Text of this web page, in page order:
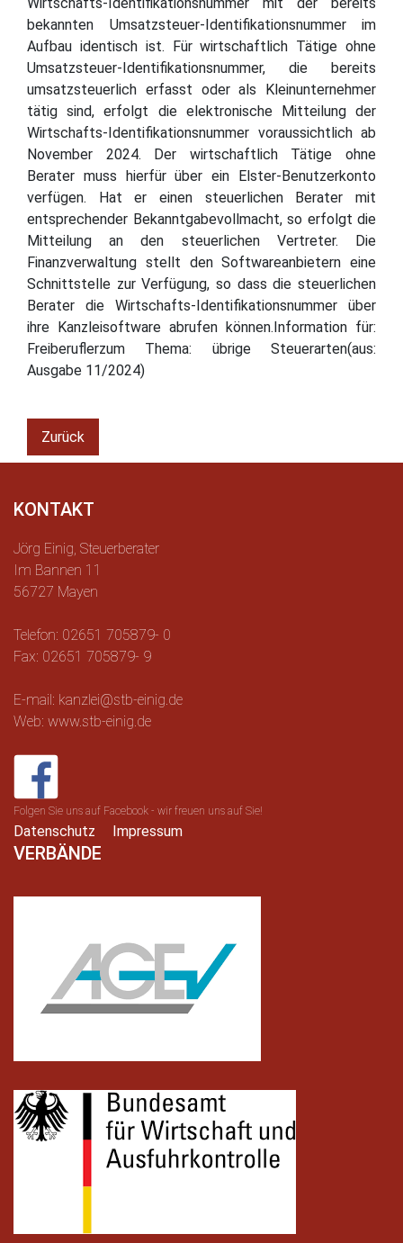
bekannten Umsatzsteuer-Identifikationsnummer im
Aufbau identisch ist. Für wirtschaftlich Tätige ohne
Umsatzsteuer-Identifikationsnummer, die bereits
umsatzsteuerlich erfasst oder als Kleinunternehmer
tätig sind, erfolgt die elektronische Mitteilung der
Wirtschafts-Identifikationsnummer voraussichtlich ab
November 2024. Der wirtschaftlich Tätige ohne
Berater muss hierfür über ein Elster-Benutzerkonto
verfügen. Hat er einen steuerlichen Berater mit
entsprechender Bekanntgabevollmacht, so erfolgt die
Mitteilung an den steuerlichen Vertreter. Die
Finanzverwaltung stellt den Softwareanbietern eine
Schnittstelle zur Verfügung, so dass die steuerlichen
Berater die Wirtschafts-Identifikationsnummer über
ihre Kanzleisoftware abrufen können.Information für:
Freiberuflerzum Thema: übrige Steuerarten(aus:
Ausgabe 11/2024)
Zurück
KONTAKT
Jörg Einig, Steuerberater
Im Bannen 11
56727 Mayen
Telefon: 02651 705879- 0
Fax: 02651 705879- 9
E-mail: kanzlei@stb-einig.de
Web: www.stb-einig.de
Folgen Sie uns auf Facebook - wir freuen uns auf Sie!
Datenschutz Impressum
VERBÄNDE